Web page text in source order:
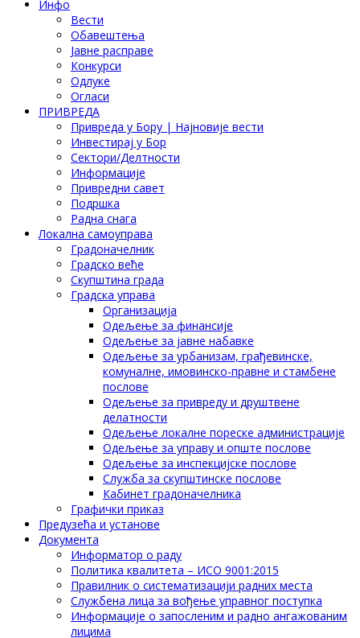
Инфо
Вести
Обавештења
Јавне расправе
Конкурси
Одлуке
Огласи
ПРИВРЕДА
Привреда у Бору | Најновије вести
Инвестирај у Бор
Сектори/Делтности
Информације
Привредни савет
Подршка
Радна снага
Локална самоуправа
Градоначелник
Градско веће
Скупштина града
Градска управа
Организација
Одељење за финансије
Одељење за јавне набавке
Одељење за урбанизам, грађевинске,
комуналне, имовинско-правне и стамбене
послове
Одељење за привреду и друштвене
делатности
Одељење локалне пореске администрације
Одељење за управу и опште послове
Одељење за инспекцијске послове
Служба за скупштинске послове
Кабинет градоначелника
Графички приказ
Предузећа и установе
Документа
Информатор о раду
Политика квалитета – ИСО 9001:2015
Правилник о систематизацији радних места
Службена лица за вођење управног поступка
Информације о запосленим и радно ангажованим
лицима